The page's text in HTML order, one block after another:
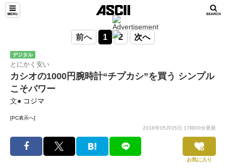
前へ 1 2 次へ
デジタル
とにかく安い
カシオの1000円腕時計“チプカシ”を買う シンプル
こそパワー
文● コジマ
[PC表示へ]
2016年05月05日 17時00分更新
お気に入り